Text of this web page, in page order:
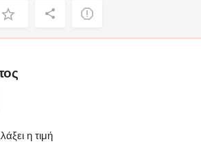
η τιμή